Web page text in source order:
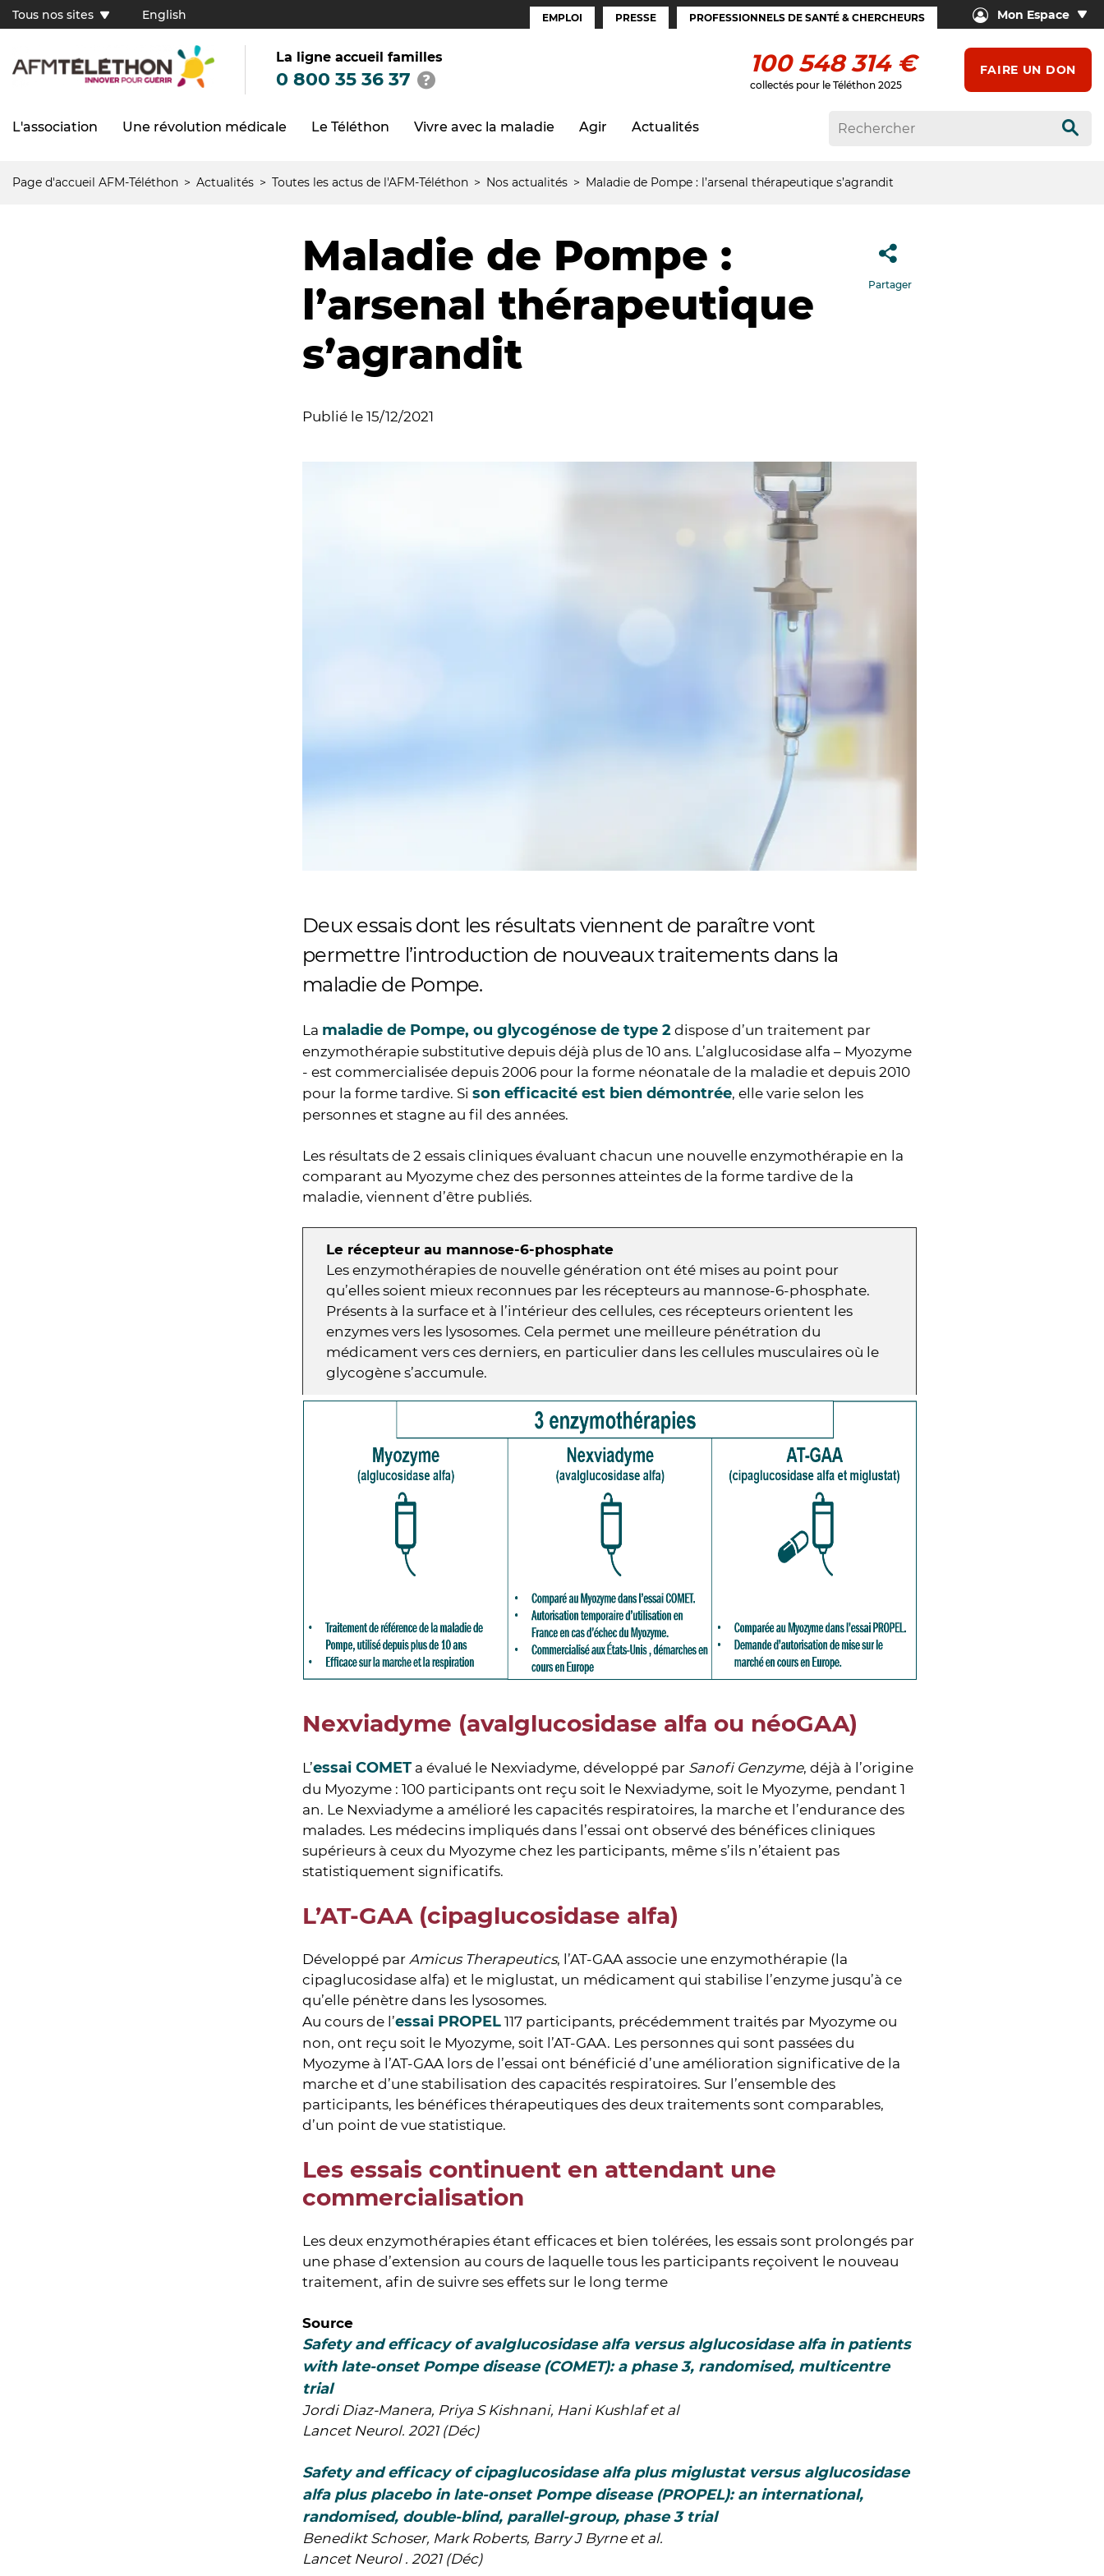
contenu
Tous
sites
(FR)
Tous nos sites English
Espaces
EMPLOI PRESSE PROFESSIONNELS DE SANTÉ & CHERCHEURS Mon Espace
La ligne accueil familles
0 800 35 36 37
100 548 314 €
collectés pour le Téléthon 2025
FAIRE UN DON
Navigation
L'association Une révolution médicale Le Téléthon Vivre avec la maladie Agir Actualités
Fil
Page d'accueil AFM-Téléthon Actualités Toutes les actus de l'AFM-Téléthon Nos actualités Maladie de Pompe : l’arsenal thérapeutique s’agrandit
Maladie de Pompe :
l’arsenal thérapeutique
s’agrandit
Partager
Publié le 15/12/2021
Deux essais dont les résultats viennent de paraître vont
permettre l’introduction de nouveaux traitements dans la
maladie de Pompe.
La maladie de Pompe, ou glycogénose de type 2 dispose d’un traitement par
enzymothérapie substitutive depuis déjà plus de 10 ans. L’alglucosidase alfa – Myozyme
- est commercialisée depuis 2006 pour la forme néonatale de la maladie et depuis 2010
pour la forme tardive. Si son efficacité est bien démontrée, elle varie selon les
personnes et stagne au fil des années.
Les résultats de 2 essais cliniques évaluant chacun une nouvelle enzymothérapie en la
comparant au Myozyme chez des personnes atteintes de la forme tardive de la
maladie, viennent d’être publiés.
Le récepteur au mannose-6-phosphate
Les enzymothérapies de nouvelle génération ont été mises au point pour
qu’elles soient mieux reconnues par les récepteurs au mannose-6-phosphate.
Présents à la surface et à l’intérieur des cellules, ces récepteurs orientent les
enzymes vers les lysosomes. Cela permet une meilleure pénétration du
médicament vers ces derniers, en particulier dans les cellules musculaires où le
glycogène s’accumule.
Nexviadyme (avalglucosidase alfa ou néoGAA)
L’essai COMET a évalué le Nexviadyme, développé par Sanofi Genzyme, déjà à l’origine
du Myozyme : 100 participants ont reçu soit le Nexviadyme, soit le Myozyme, pendant 1
an. Le Nexviadyme a amélioré les capacités respiratoires, la marche et l’endurance des
malades. Les médecins impliqués dans l’essai ont observé des bénéfices cliniques
supérieurs à ceux du Myozyme chez les participants, même s’ils n’étaient pas
statistiquement significatifs.
L’AT-GAA (cipaglucosidase alfa)
Développé par Amicus Therapeutics, l’AT-GAA associe une enzymothérapie (la
cipaglucosidase alfa) et le miglustat, un médicament qui stabilise l’enzyme jusqu’à ce
qu’elle pénètre dans les lysosomes.
Au cours de l’essai PROPEL 117 participants, précédemment traités par Myozyme ou
non, ont reçu soit le Myozyme, soit l’AT-GAA. Les personnes qui sont passées du
Myozyme à l’AT-GAA lors de l’essai ont bénéficié d’une amélioration significative de la
marche et d’une stabilisation des capacités respiratoires. Sur l’ensemble des
participants, les bénéfices thérapeutiques des deux traitements sont comparables,
d’un point de vue statistique.
Les essais continuent en attendant une
commercialisation
Les deux enzymothérapies étant efficaces et bien tolérées, les essais sont prolongés par
une phase d’extension au cours de laquelle tous les participants reçoivent le nouveau
traitement, afin de suivre ses effets sur le long terme
Source
Safety and efficacy of avalglucosidase alfa versus alglucosidase alfa in patients
with late-onset Pompe disease (COMET): a phase 3, randomised, multicentre
trial
Jordi Diaz-Manera, Priya S Kishnani, Hani Kushlaf et al
Lancet Neurol. 2021 (Déc)
Safety and efficacy of cipaglucosidase alfa plus miglustat versus alglucosidase
alfa plus placebo in late-onset Pompe disease (PROPEL): an international,
randomised, double-blind, parallel-group, phase 3 trial
Benedikt Schoser, Mark Roberts, Barry J Byrne et al.
Lancet Neurol . 2021 (Déc)